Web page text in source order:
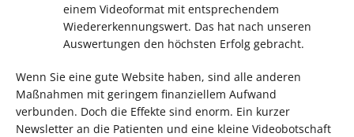
einem Videoformat mit entsprechendem
Wiedererkennungswert. Das hat nach unseren
Auswertungen den höchsten Erfolg gebracht.
Wenn Sie eine gute Website haben, sind alle anderen
Maßnahmen mit geringem finanziellem Aufwand
verbunden. Doch die Effekte sind enorm. Ein kurzer
Newsletter an die Patienten und eine kleine Videobotschaft